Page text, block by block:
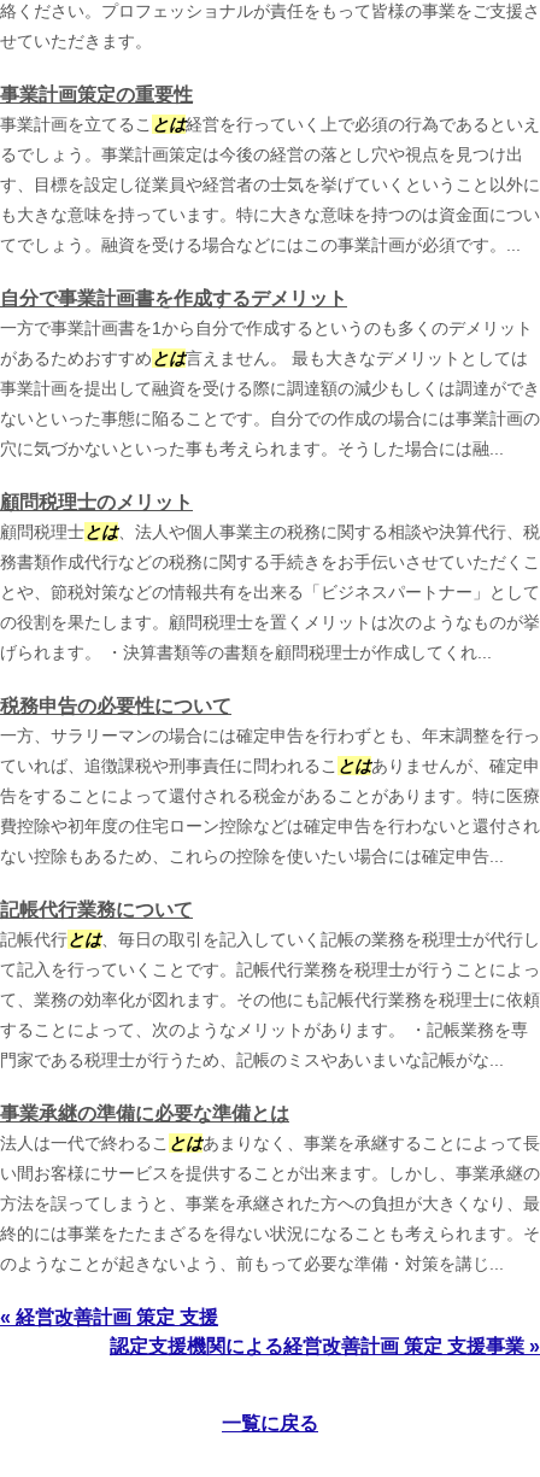
絡ください。プロフェッショナルが責任をもって皆様の事業をご支援さ
せていただきます。
事業計画策定の重要性
事業計画を立てるこ とは経営を行っていく上で必須の行為であるといえ
るでしょう。事業計画策定は今後の経営の落とし穴や視点を見つけ出
す、目標を設定し従業員や経営者の士気を挙げていくということ以外に
も大きな意味を持っています。特に大きな意味を持つのは資金面につい
てでしょう。融資を受ける場合などにはこの事業計画が必須です。...
自分で事業計画書を作成するデメリット
一方で事業計画書を1から自分で作成するというのも多くのデメリット
があるためおすすめとは言えません。 最も大きなデメリットとしては
事業計画を提出して融資を受ける際に調達額の減少もしくは調達ができ
ないといった事態に陥ることです。自分での作成の場合には事業計画の
穴に気づかないといった事も考えられます。そうした場合には融...
顧問税理士のメリット
顧問税理士とは、法人や個人事業主の税務に関する相談や決算代行、税
務書類作成代行などの税務に関する手続きをお手伝いさせていただくこ
とや、節税対策などの情報共有を出来る「ビジネスパートナー」として
の役割を果たします。顧問税理士を置くメリットは次のようなものが挙
げられます。 ・決算書類等の書類を顧問税理士が作成してくれ...
税務申告の必要性について
一方、サラリーマンの場合には確定申告を行わずとも、年末調整を行っ
ていれば、追徴課税や刑事責任に問われるこ とはありませんが、確定申
告をすることによって還付される税金があることがあります。特に医療
費控除や初年度の住宅ローン控除などは確定申告を行わないと還付され
ない控除もあるため、これらの控除を使いたい場合には確定申告...
記帳代行業務について
記帳代行とは、毎日の取引を記入していく記帳の業務を税理士が代行し
て記入を行っていくことです。記帳代行業務を税理士が行うことによっ
て、業務の効率化が図れます。その他にも記帳代行業務を税理士に依頼
することによって、次のようなメリットがあります。 ・記帳業務を専
門家である税理士が行うため、記帳のミスやあいまいな記帳がな...
事業承継の準備に必要な準備とは
法人は一代で終わるこ とはあまりなく、事業を承継することによって長
い間お客様にサービスを提供することが出来ます。しかし、事業承継の
方法を誤ってしまうと、事業を承継された方への負担が大きくなり、最
終的には事業をたたまざるを得ない状況になることも考えられます。そ
のようなことが起きないよう、前もって必要な準備・対策を講じ...
« 経営改善計画 策定 支援
認定支援機関による経営改善計画 策定 支援事業 »
一覧に戻る